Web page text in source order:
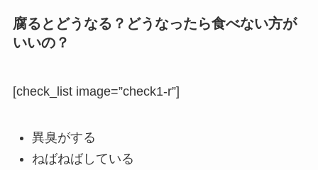
腐るとどうなる？どうなったら食べない方が
いいの？
[check_list image=”check1-r”]
異臭がする
ねばねばしている